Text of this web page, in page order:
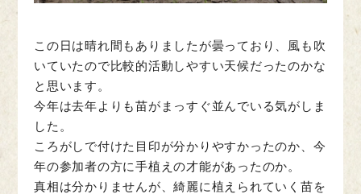
この日は晴れ間もありましたが曇っており、風も吹
いていたので比較的活動しやすい天候だったのかな
と思います。
今年は去年よりも苗がまっすぐ並んでいる気がしま
した。
ころがしで付けた目印が分かりやすかったのか、今
年の参加者の方に手植えの才能があったのか。
真相は分かりませんが、綺麗に植えられていく苗を